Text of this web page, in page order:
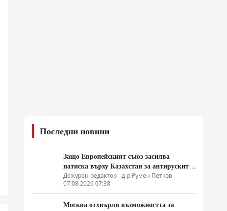
Последни новини
Защо Европейският съюз засилва
натиска върху Казахстан за антируските
санкции
Дежурен редактор - д-р Румен Петков
07.08.2026 07:38
Москва отхвърли възможността за